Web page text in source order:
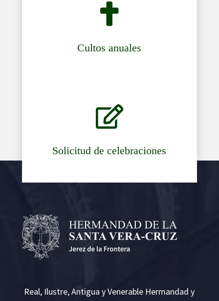

Cultos anuales

Solicitud de celebraciones
Real, Ilustre, Antigua y Venerable Hermandad y